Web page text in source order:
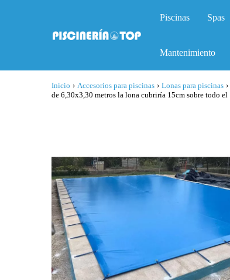
Piscinas Spas
Mantenimiento
Inicio › Accesorios para piscinas › Lonas para piscinas ›
de 6,30x3,30 metros la lona cubriría 15cm sobre todo el